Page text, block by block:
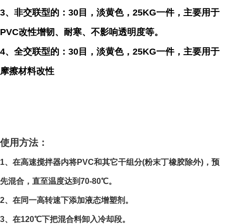
3、非交联型的：30目，淡黄色， 25KG一件，主要用于
PVC改性增韧、耐寒、不影响透明度等。
4、全交联型的：30目，淡黄色， 25KG一件，主要用于
摩擦材料改性
使用方法：
1、在高速搅拌器内将PVC和其它干组分(粉末丁橡胶除外)，预
先混合，直至温度达到70-80℃。
2、在同一高转速下添加液态增塑剂。
3、在120℃下把混合料卸入冷却段。